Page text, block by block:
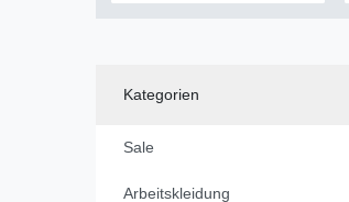
Kategorien
Sale
Arbeitskleidung